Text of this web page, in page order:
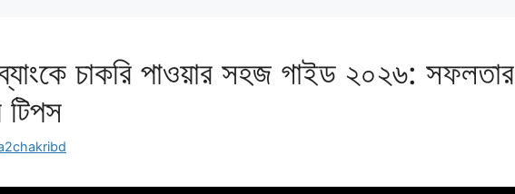
ব্যাংকে চাকরি পাওয়ার সহজ গাইড ২০২৬: সফলতার
টিপস